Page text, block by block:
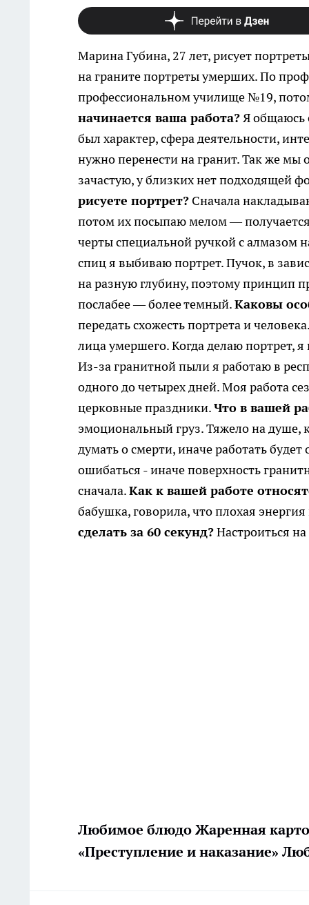
Марина Губина, 27 лет, рисует
на граните портреты умерших. По
профессиональном училище №19,
начинается ваша работа?Я общаюсь
был характер, сфера деятельности,
нужно перенести на гранит. Так же мы
зачастую, у близких нет подходящей
рисуете портрет? Сначала
потом их посыпаю мелом —
черты специальной ручкой с алмазом
спиц я выбиваю портрет. Пучок, в
на разную глубину, поэтому принцип
послабее — более темный.Каковы
передать схожесть портрета и
лица умершего. Когда делаю портрет,
Из-за гранитной пыли я работаю в
одного до четырех дней. Моя работа
церковные праздники.Что в вашей
эмоциональный груз. Тяжело на душе,
думать о смерти, иначе работать
ошибаться - иначе поверхность
сначала.Как к вашей работе
бабушка, говорила, что плохая
сделать за 60 секунд?Настроиться
Любимое блюдо Жаренная
«Преступление и наказание»